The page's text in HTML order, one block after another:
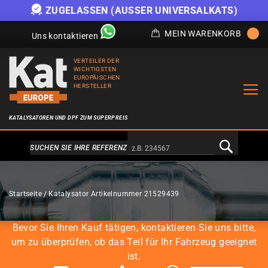
ZUGELASSEN (AUSSER UNIVERSALKATS)
Uns kontaktieren MEIN WARENKORB
VERTEILER DER
WICHTIGSTEN
EUROPÄISCHEN
HERSTELLER
KATALYSATOREN UND DPF ZUM SUPERPREIS
Alternativa a Doofinder
SUCHEN SIE IHRE REFERENZ
KATALYSATOREN
Startseite Katalysator Artikelnummer 21529439
Bevor Sie Ihren Kauf tätigen, kontaktieren Sie uns bitte,
um zu überprüfen, ob das Teil für Ihr Fahrzeug geeignet
ist.